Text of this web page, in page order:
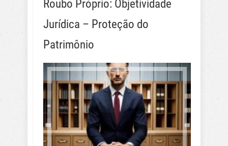
Roubo Próprio: Objetividade
Jurídica – Proteção do
Patrimônio